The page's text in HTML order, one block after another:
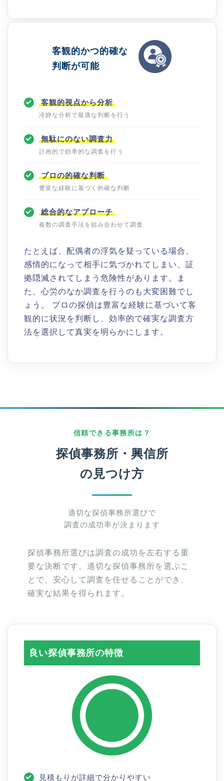
客観的かつ的確な
判断が可能
客観的視点から分析
冷静な分析で最適な判断を行う
無駄にのない調査力
計画的で効率的な調査を行う
プロの的確な判断
豊富な経験に基づく的確な判断
総合的なアプローチ
複数の調査手法を組み合わせて調査
たとえば、配偶者の浮気を疑っている場合、
感情的になって相手に気づかれてしまい、証
拠隠滅されてしまう危険性があります。ま
た、心労のなか調査を行うのも大変困難でし
ょう。 プロの探偵は豊富な経験に基づいて客
観的に状況を判断し、効率的で確実な調査方
法を選択して真実を明らかにします。
信頼できる事務所は？
探偵事務所・興信所
の見つけ方
適切な探偵事務所選びで
調査の成功率が決まります
探偵事務所選びは調査の成功を左右する重
要な決断です。適切な探偵事務所を選ぶこ
とで、安心して調査を任せることができ、
確実な結果を得られます。
良い探偵事務所の特徴
見積もりが詳細で分かりやすい